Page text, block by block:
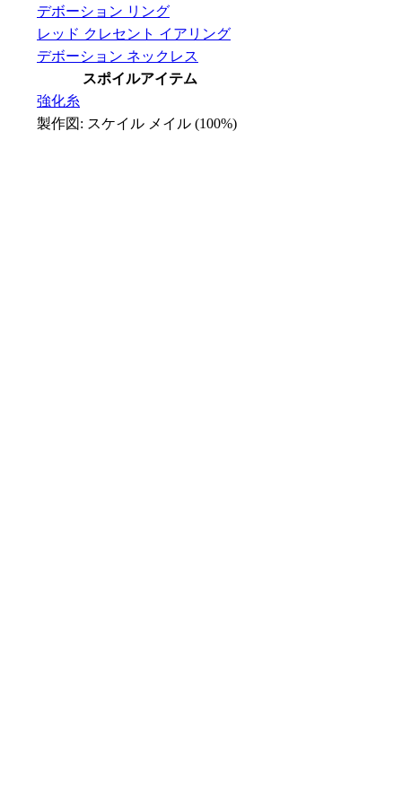
デボーション リング
レッド クレセント イアリング
デボーション ネックレス
スポイルアイテム
強化糸
製作図: スケイル メイル (100%)